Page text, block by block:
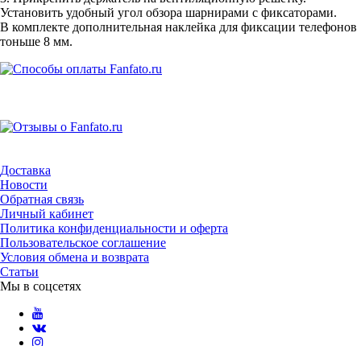
Установить удобный угол обзора шарнирами с фиксаторами.
В комплекте дополнительная наклейка для фиксации телефонов
тоньше 8 мм.
Доставка
Новости
Обратная связь
Личный кабинет
Политика конфиденциальности и оферта
Пользовательское соглашение
Условия обмена и возврата
Статьи
Мы в соцсетях